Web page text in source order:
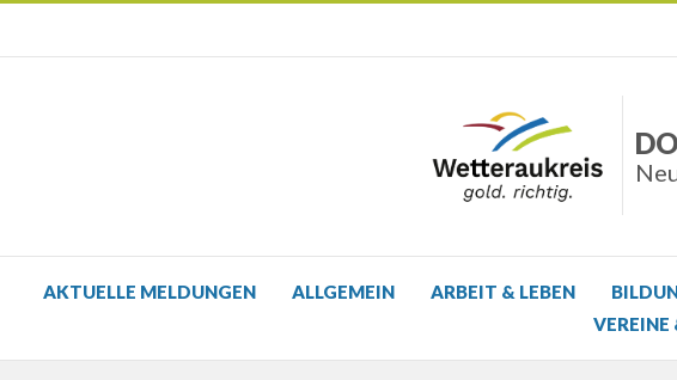
AKTUELLE MELDUNGEN ALLGEMEIN ARBEIT & LEBEN
VEREINE